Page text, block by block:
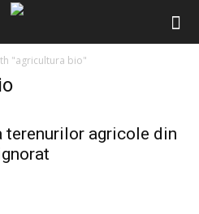
"agricultura bio"
terenurilor agricole din